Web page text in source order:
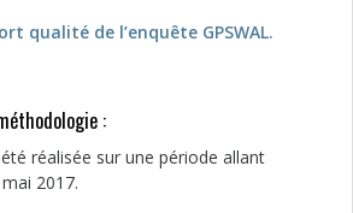
qualité de l’enquête GPSWAL.
:
été réalisée sur une période allant
2017.